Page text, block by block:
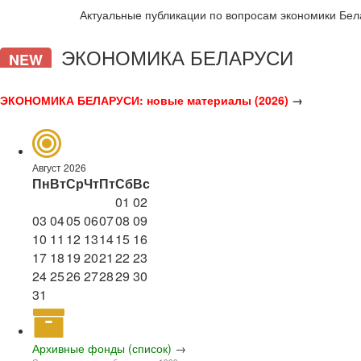
Актуальные публикации по вопросам экономики
NEW ЭКОНОМИКА БЕЛАРУСИ
ЭКОНОМИКА БЕЛАРУСИ: новые материалы (2026) →
Август 2026
ПнВтСрЧтПтСбВс
01 02
03 0405060708 09
10 11 12 131415 16
17 1819 2021 2223
242526272829 30
31
Архивные фонды (список) →